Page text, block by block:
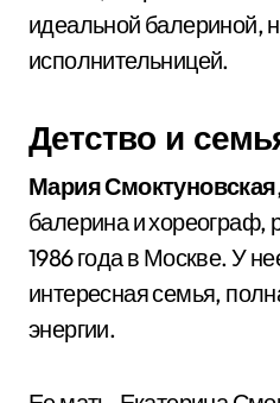
идеальной балериной,
исполнительницей.
Детство и
Мария Смоктуновская
балерина и хореограф,
1986 года в Москве. У
интересная семья,
энергии.